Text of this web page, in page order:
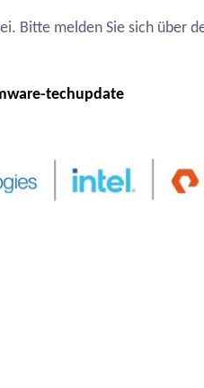
Bitte melden Sie sich über
techupdate